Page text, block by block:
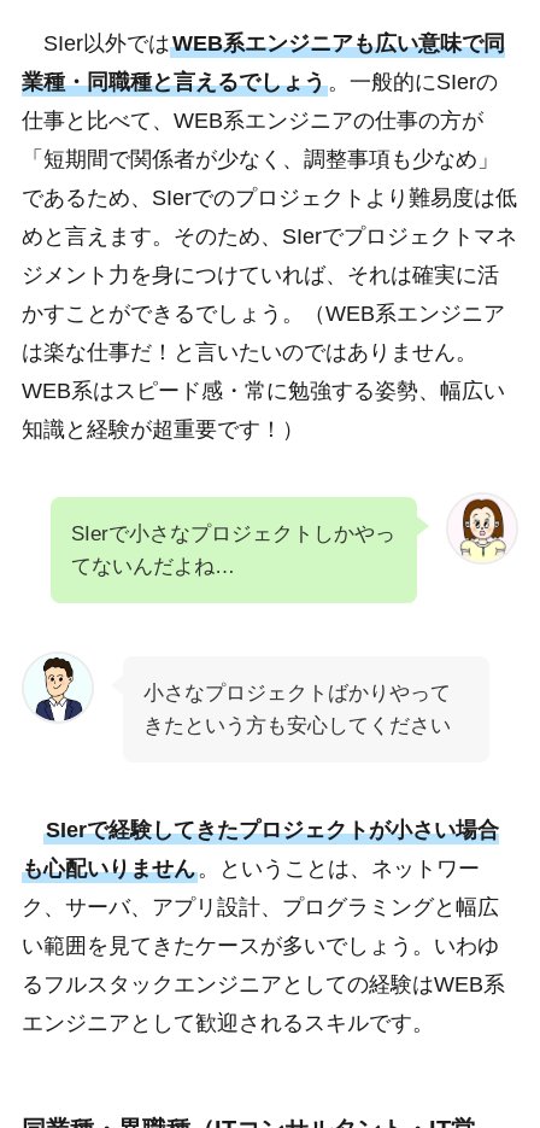
SIer以外ではWEB系エンジニアも広い意味で同
業種・同職種と言えるでしょう。一般的にSIerの
仕事と比べて、WEB系エンジニアの仕事の方が
「短期間で関係者が少なく、調整事項も少なめ」
であるため、SIerでのプロジェクトより難易度は低
めと言えます。そのため、SIerでプロジェクトマネ
ジメント力を身につけていれば、それは確実に活
かすことができるでしょう。（WEB系エンジニア
は楽な仕事だ！と言いたいのではありません。
WEB系はスピード感・常に勉強する姿勢、幅広い
知識と経験が超重要です！）
SIerで小さなプロジェクトしかやっ
てないんだよね…
小さなプロジェクトばかりやって
きたという方も安心してください
SIerで経験してきたプロジェクトが小さい場合
も心配いりません。ということは、ネットワー
ク、サーバ、アプリ設計、プログラミングと幅広
い範囲を見てきたケースが多いでしょう。いわゆ
るフルスタックエンジニアとしての経験はWEB系
エンジニアとして歓迎されるスキルです。